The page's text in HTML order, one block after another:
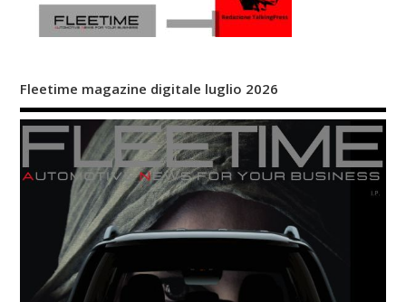
Fleetime magazine digitale luglio 2026